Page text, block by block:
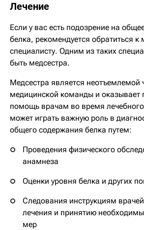
Лечение
Если у вас есть подозрение на
белка, рекомендуется обратиться
специалисту. Одним из таких
быть медсестра.
Медсестра является неотъемлемой
медицинской команды и оказывает
помощь врачам во время
может играть важную роль в
общего содержания белка путем:
Проведения физического
анамнеза
Оценки уровня белка и других
Следования инструкциям
лечения и принятию
мер